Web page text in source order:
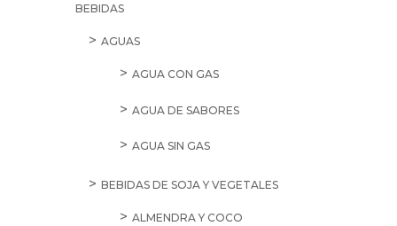
BEBIDAS
AGUAS
AGUA CON GAS
AGUA DE SABORES
AGUA SIN GAS
BEBIDAS DE SOJA Y VEGETALES
ALMENDRA Y COCO